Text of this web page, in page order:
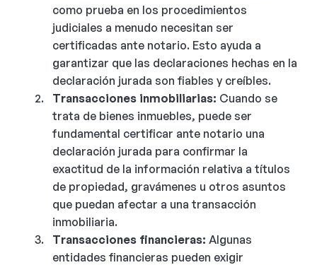
como prueba en los procedimientos
judiciales a menudo necesitan ser
certificadas ante notario. Esto ayuda a
garantizar que las declaraciones hechas en la
declaración jurada son fiables y creíbles.
Transacciones inmobiliarias: Cuando se
trata de bienes inmuebles, puede ser
fundamental certificar ante notario una
declaración jurada para confirmar la
exactitud de la información relativa a títulos
de propiedad, gravámenes u otros asuntos
que puedan afectar a una transacción
inmobiliaria.
Transacciones financieras: Algunas
entidades financieras pueden exigir